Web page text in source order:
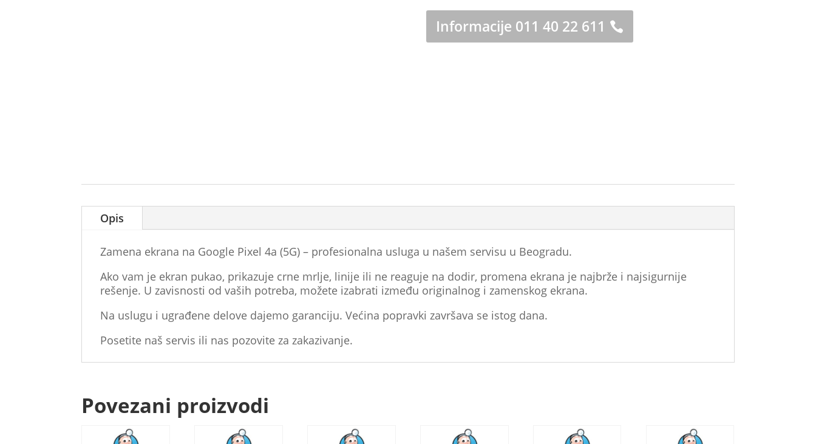
Informacije 011 40 22 611
Opis
Zamena ekrana na Google Pixel 4a (5G) – profesionalna usluga u našem servisu u Beogradu.
Ako vam je ekran pukao, prikazuje crne mrlje, linije ili ne reaguje na dodir, promena ekrana je najbrže i najsigurnije
rešenje. U zavisnosti od vaših potreba, možete izabrati između originalnog i zamenskog ekrana.
Na uslugu i ugrađene delove dajemo garanciju. Većina popravki završava se istog dana.
Posetite naš servis ili nas pozovite za zakazivanje.
Povezani proizvodi